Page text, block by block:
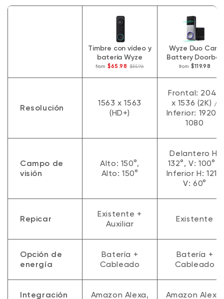
Timbre con vídeo y
batería Wyze
from $65.98 $85.96
Wyze Duo Cam
Battery Doorbell
from $119.98
Resolución
1563 x 1563
(HD+)
Frontal: 2048
x 1536 (2K) /
Inferior: 1920 x
1080
Campo de
visión
Alto: 150°,
Alto: 150°
Delantero H:
132°, V: 100° /
Inferior H: 121°,
V: 60°
Repicar
Existente +
Auxiliar
Existente
Opción de
energía
Batería +
Cableado
Batería +
Cableado
Integración Amazon Alexa, Amazon Alexa,